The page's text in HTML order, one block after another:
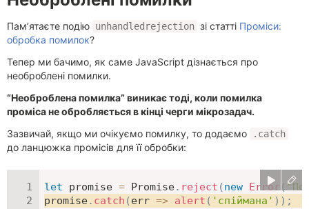
Пам’ятаєте подію unhandledrejection зі статті Проміси:
обробка помилок?
Тепер ми бачимо, як саме JavaScript дізнається про
необроблені помилки.
“Необроблена помилка” виникає тоді, коли помилка
проміса не обробляється в кінці черги мікрозадач.
Зазвичай, якщо ми очікуємо помилку, то додаємо
.catch
до ланцюжка промісів для її обробки:
let promise = Promise. reject (new Error (
promise. catch (err => alert ( 'спіймана' ) ) ;